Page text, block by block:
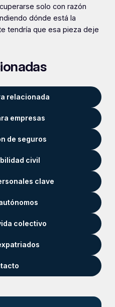
solo con razón
dónde está la
tendría que esa pieza deje
relacionada
empresas
de seguros
civil
clave
colectivo